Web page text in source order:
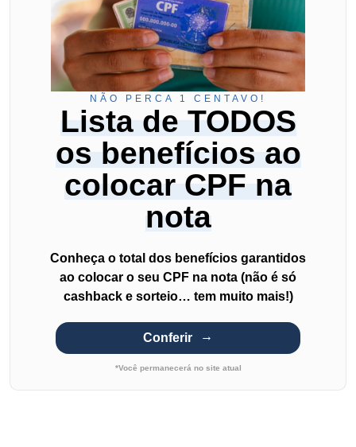
NÃO PERCA 1 CENTAVO!
Lista de TODOS
os benefícios ao
colocar CPF na
nota
Conheça o total dos benefícios garantidos
ao colocar o seu CPF na nota (não é só
cashback e sorteio… tem muito mais!)
Conferir
*Você permanecerá no site atual